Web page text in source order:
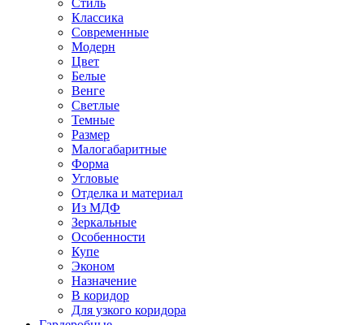
Стиль
Классика
Современные
Модерн
Цвет
Белые
Венге
Светлые
Темные
Размер
Малогабаритные
Форма
Угловые
Отделка и материал
Из МДФ
Зеркальные
Особенности
Купе
Эконом
Назначение
В коридор
Для узкого коридора